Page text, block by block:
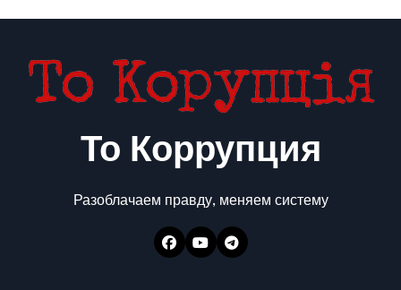
То Коррупция
Разоблачаем правду, меняем систему